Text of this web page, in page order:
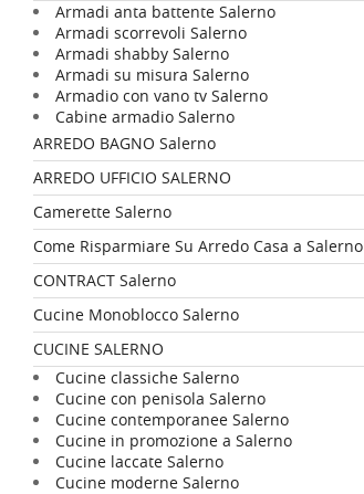
Armadi anta battente Salerno
Armadi scorrevoli Salerno
Armadi shabby Salerno
Armadi su misura Salerno
Armadio con vano tv Salerno
Cabine armadio Salerno
ARREDO BAGNO Salerno
ARREDO UFFICIO SALERNO
Camerette Salerno
Come Risparmiare Su Arredo Casa a Salerno
CONTRACT Salerno
Cucine Monoblocco Salerno
CUCINE SALERNO
Cucine classiche Salerno
Cucine con penisola Salerno
Cucine contemporanee Salerno
Cucine in promozione a Salerno
Cucine laccate Salerno
Cucine moderne Salerno